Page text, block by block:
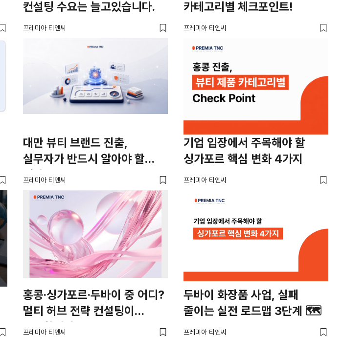
컨설팅 수요는 늘고있습니다.
프레미아 티엔씨
카테고리별 체크포인트!
프레미아 티엔씨
대만 뷰티 브랜드 진출,
실무자가 반드시 알아야 할
절차는?
프레미아 티엔씨
기업 입장에서 주목해야 할
싱가포르 핵심 변화 4가지
프레미아 티엔씨
홍콩·싱가포르·두바이 중 어디?
멀티 허브 전략 컨설팅이
필요합니다.
프레미아 티엔씨
두바이 화장품 사업, 실패
줄이는 실전 로드맵 3단계 🗺️
프레미아 티엔씨